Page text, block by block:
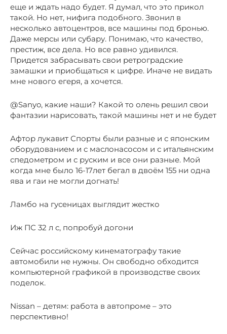
еще и ждать надо будет. Я думал, что это прикол
такой. Но нет, нифига подобного. Звонил в
несколько автоцентров, все машины под бронью.
Даже мерсы или субару. Понимаю, что качество,
престиж, все дела. Но все равно удивился.
Придется забрасывать свои ретроградские
замашки и приобщаться к цифре. Иначе не видать
мне нового егеря, а хочется.
@Sanyo, какие наши? Какой то олень решил свои
фантазии нарисовать, такой машины нет и не будет
Афтор лукавит Спорты были разные и с японским
оборудованием и с маслонасосом и с итальянским
спедометром и с руским и все они разные. Мой
когда мне было 16-17лет бегал в двоём 155 ни одна
ява и гаи не могли догнать!
Ламбо на гусеницах выглядит жестко
Иж ПС 32 л с, попробуй догони
Сейчас российскому кинематографу такие
автомобили не нужны. Он свободно обходится
компьютерной графикой в производстве своих
поделок.
Nissan – детям: работа в автопроме – это
перспективно!